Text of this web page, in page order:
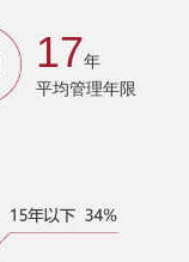
17年
平均管理年限